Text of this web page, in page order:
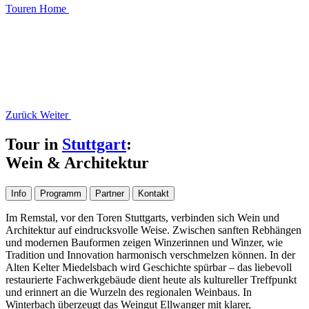
Touren Home
Zurück Weiter
Tour in Stuttgart:
Wein & Architektur
Info Programm Partner Kontakt
Im Remstal, vor den Toren Stuttgarts, verbinden sich Wein und
Architektur auf eindrucksvolle Weise. Zwischen sanften Rebhängen
und modernen Bauformen zeigen Winzerinnen und Winzer, wie
Tradition und Innovation harmonisch verschmelzen können. In der
Alten Kelter Miedelsbach wird Geschichte spürbar – das liebevoll
restaurierte Fachwerkgebäude dient heute als kultureller Treffpunkt
und erinnert an die Wurzeln des regionalen Weinbaus. In
Winterbach überzeugt das Weingut Ellwanger mit klarer,